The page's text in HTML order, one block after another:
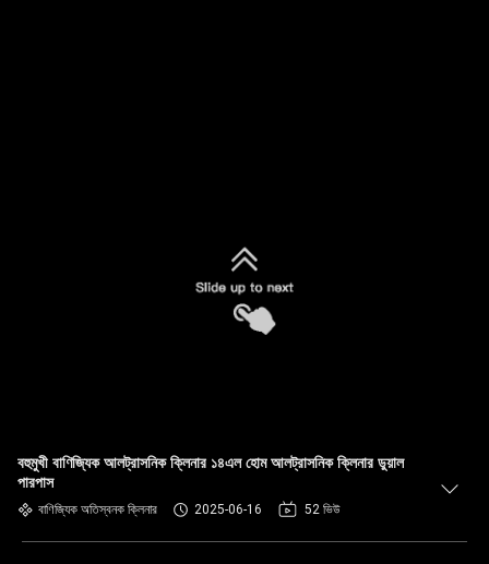
বহুমুখী বাণিজ্যিক আলট্রাসনিক ক্লিনার ১৪এল হোম আলট্রাসনিক ক্লিনার ডুয়াল
পারপাস
বাণিজ্যিক অতিস্বনক ক্লিনার 2025-06-16 52 ভিউ